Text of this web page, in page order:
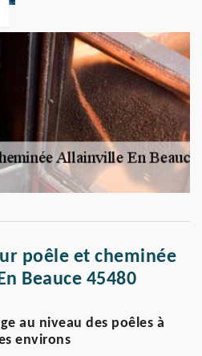
poêle et cheminée
Beauce 45480
au niveau des poêles à
environs